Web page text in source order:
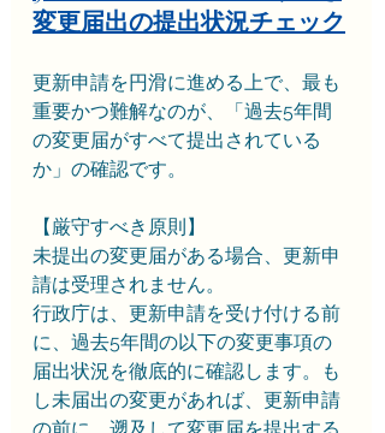
変更届出の提出状況チェック
更新申請を円滑に進める上で、最も
重要かつ難解なのが、「過去5年間
の変更届がすべて提出されている
か」の確認です。
【厳守すべき原則】
未提出の変更届がある場合、更新申
請は受理されません。
行政庁は、更新申請を受け付ける前
に、過去5年間の以下の変更事項の
届出状況を徹底的に確認します。も
し未届出の変更があれば、更新申請